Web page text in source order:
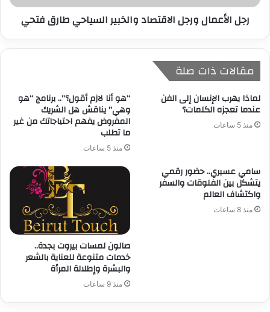
رجل الأعمال ورجل الاقتصاد والخبير السياحي طارق فتحي
مقالات ذات صلة
لماذا يهرب الإنسان إلى الفن
عندما تعجزه الكلمات؟
منذ 5 ساعات
“هو أنا لازم أقول؟”.. برنامج “هو
وهي” يناقش هل الشريك
المفروض يفهم احتياجاتك من غير
ما تطلب
منذ 5 ساعات
سامي عسيري.. حضور رقمي
يتشكل بين الفلوقات والسفر
واكتشاف العالم
منذ 8 ساعات
صالون لمسات بيروت بجدة..
خدمات متنوعة للعناية بالشعر
والبشرة وإطلالة المرأة
منذ 9 ساعات